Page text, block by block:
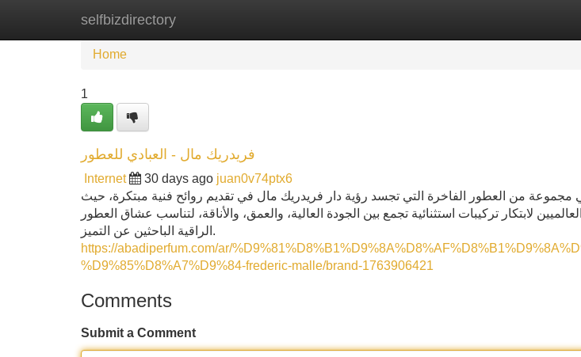
selfbizdirectory
Home New Site Listings
Home
1
فريدريك مال - العبادي للعطور
Internet 30 days ago juan0v74ptx6
مجموعة من العطور الفاخرة التي تجسد رؤية دار فريدريك مال في تقديم روائح فنية مبتكرة، حيث
لابتكار تركيبات استثنائية تجمع بين الجودة العالية، والعمق، والأناقة، لتناسب عشاق العطور
الراقية الباحثين عن التميز.
https://abadiperfum.com/ar/
%D9%85%D8%A7%D9%84-frederic-malle/brand-1763906421
Comments
Submit a Comment